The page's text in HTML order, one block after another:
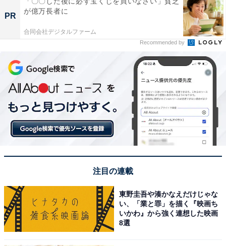
PR
が億万長者に
合同会社デジタルファーム
Recommended by
注目の連載
東野圭吾や湊かなえだけじゃな
い、「業と罪」を描く『映画ち
いかわ』から強く連想した映画
8選